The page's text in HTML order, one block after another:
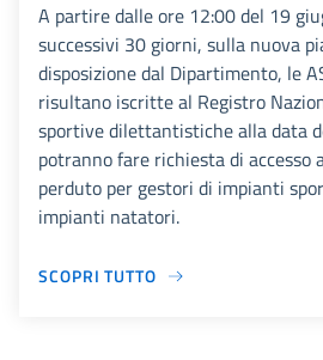
A partire dalle ore 12:00 del 19
successivi 30 giorni, sulla nuova
disposizione dal Dipartimento, le
risultano iscritte al Registro
sportive dilettantistiche alla data
potranno fare richiesta di accesso
perduto per gestori di impianti
impianti natatori.
SCOPRI TUTTO